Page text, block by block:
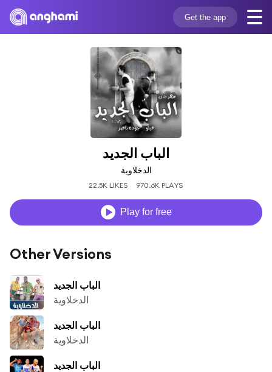
Get the app
الباب الجديد
الدخلاوية
22.5K LIKES 970.6K PLAYS
Play for free
Other Versions
الباب الجديد
الدخلاوية
الباب الجديد
الدخلاوية
الباب الجديد